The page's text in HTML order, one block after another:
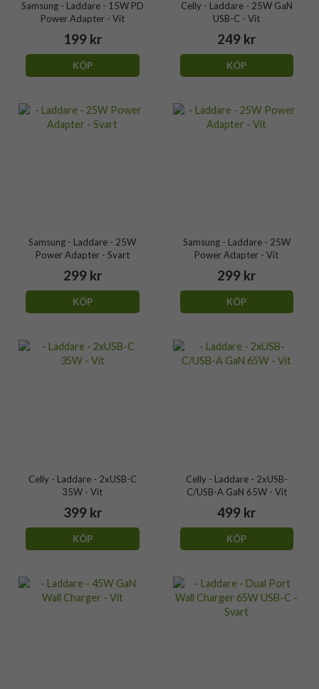
Samsung - Laddare - 15W PD
Power Adapter - Vit
199 kr
KÖP
Celly - Laddare - 25W GaN
USB-C - Vit
249 kr
KÖP
Samsung - Laddare - 25W
Power Adapter - Svart
299 kr
KÖP
Samsung - Laddare - 25W
Power Adapter - Vit
299 kr
KÖP
Celly - Laddare - 2xUSB-C
35W - Vit
399 kr
KÖP
Celly - Laddare - 2xUSB-
C/USB-A GaN 65W - Vit
499 kr
KÖP